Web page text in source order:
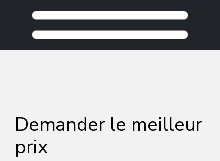
Demander le meilleur
prix